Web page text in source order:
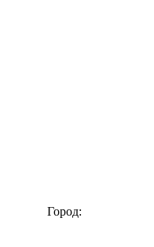
Город: